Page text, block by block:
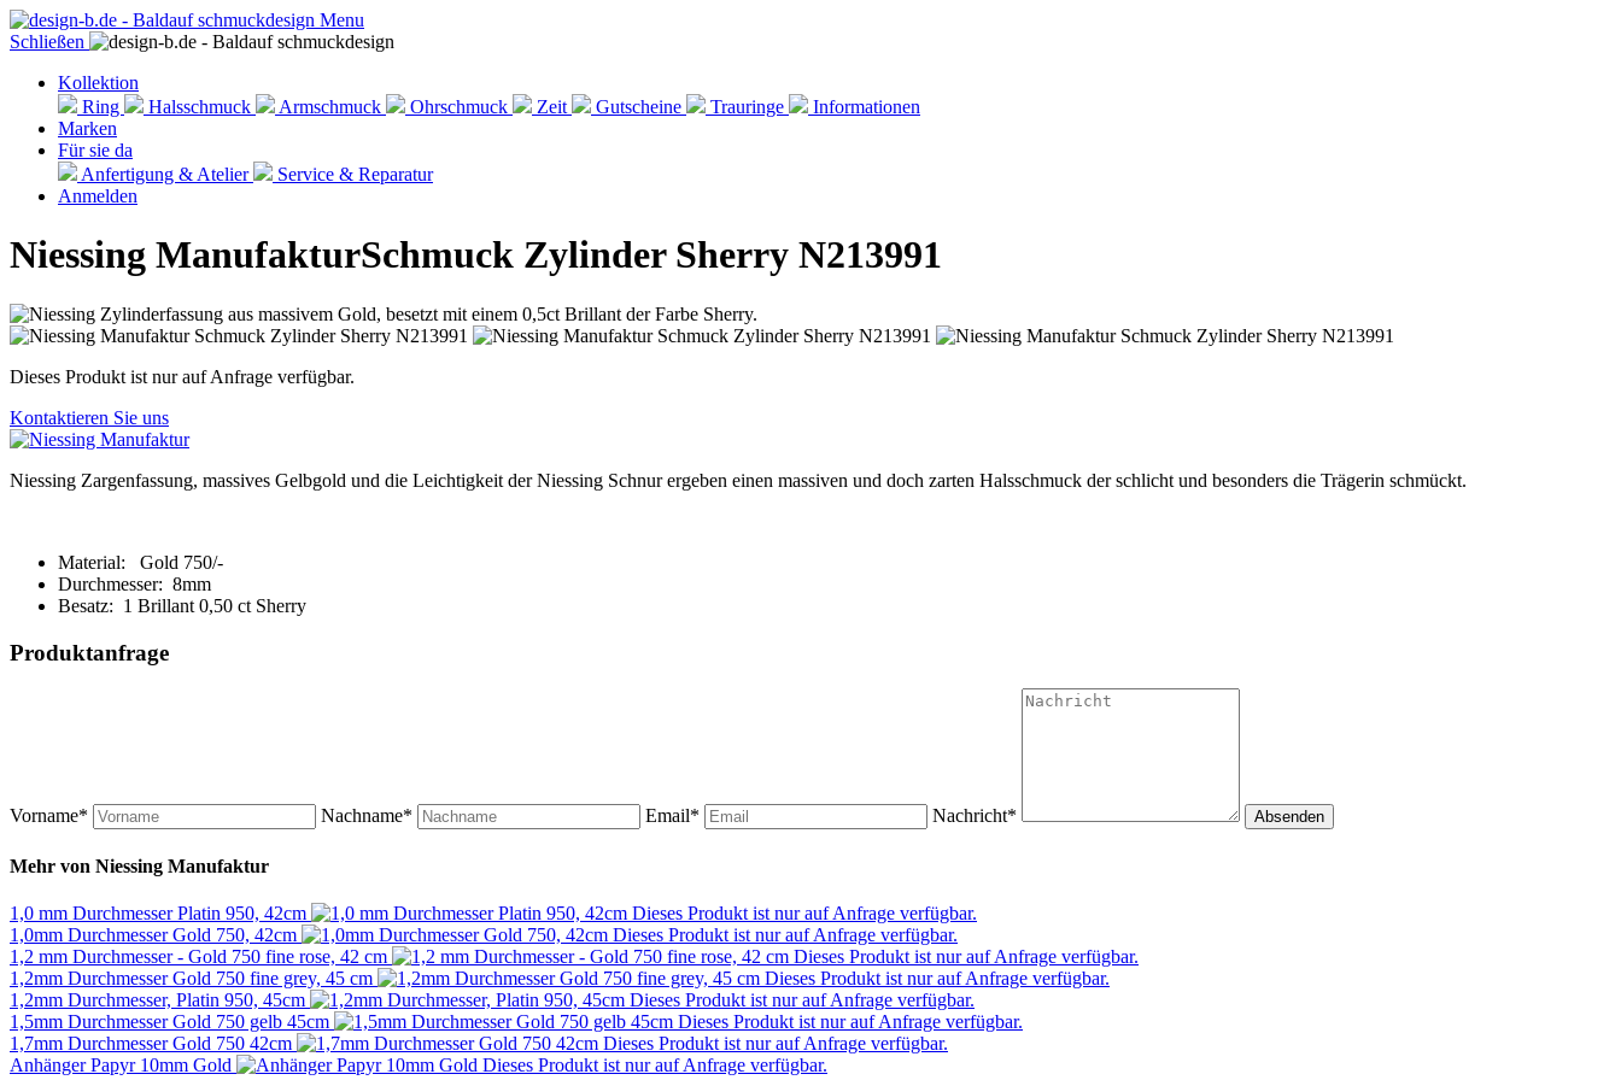
Menu
Schließen
Kollektion
Ring
Halsschmuck Armschmuck Ohrschmuck Zeit Gutscheine Trauringe
Informationen
Marken
Für sie da
Anfertigung & Atelier
Service & Reparatur
Anmelden
Niessing ManufakturSchmuck Zylinder Sherry N213991
Dieses Produkt ist nur auf Anfrage verfügbar.
Kontaktieren Sie uns
Niessing Zargenfassung, massives Gelbgold und die Leichtigkeit der Niessing Schnur ergeben einen massiven und doch zarten Halsschmuck der schlicht und besonders die Trägerin schmückt.
Material: Gold 750/-
Durchmesser: 8mm
Besatz: 1 Brillant 0,50 ct Sherry
Produktanfrage
Vorname* Nachname* Email* Nachricht* Absenden
Mehr von Niessing Manufaktur
1,0 mm Durchmesser Platin 950, 42cm
Dieses Produkt ist nur auf Anfrage verfügbar.
1,0mm Durchmesser Gold 750, 42cm
Dieses Produkt ist nur auf Anfrage verfügbar.
1,2 mm Durchmesser - Gold 750 fine rose, 42 cm
Dieses Produkt ist nur auf Anfrage verfügbar.
1,2mm Durchmesser Gold 750 fine grey, 45 cm
Dieses Produkt ist nur auf Anfrage verfügbar.
1,2mm Durchmesser, Platin 950, 45cm
Dieses Produkt ist nur auf Anfrage verfügbar.
1,5mm Durchmesser Gold 750 gelb 45cm
Dieses Produkt ist nur auf Anfrage verfügbar.
1,7mm Durchmesser Gold 750 42cm
Dieses Produkt ist nur auf Anfrage verfügbar.
Anhänger Papyr 10mm Gold
Dieses Produkt ist nur auf Anfrage verfügbar.